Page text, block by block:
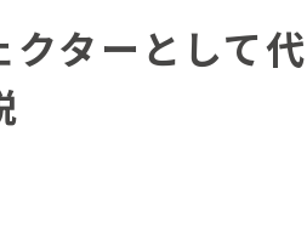
ターとして